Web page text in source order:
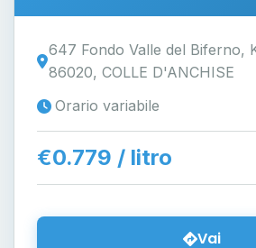
647 Fondo Valle del Biferno,
86020, COLLE D'ANCHISE
Orario variabile
€0.779 / litro
Vai